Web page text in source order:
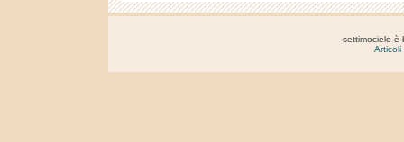
settimocielo è
Articoli